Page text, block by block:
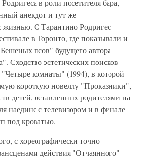
в роли посетителя бара,
анекдот и тут же
жизнью. С Тарантино Родригес
в Торонто, где показывали и
псов" будущего автора
Сходство эстетических поисков
"Четыре комнаты" (1994), в которой
короткую новеллу "Проказники",
детей, оставленных родителями на
наедине с телевизором и в финале
под кроватью.
с хореографически точно
действия "Отчаянного"